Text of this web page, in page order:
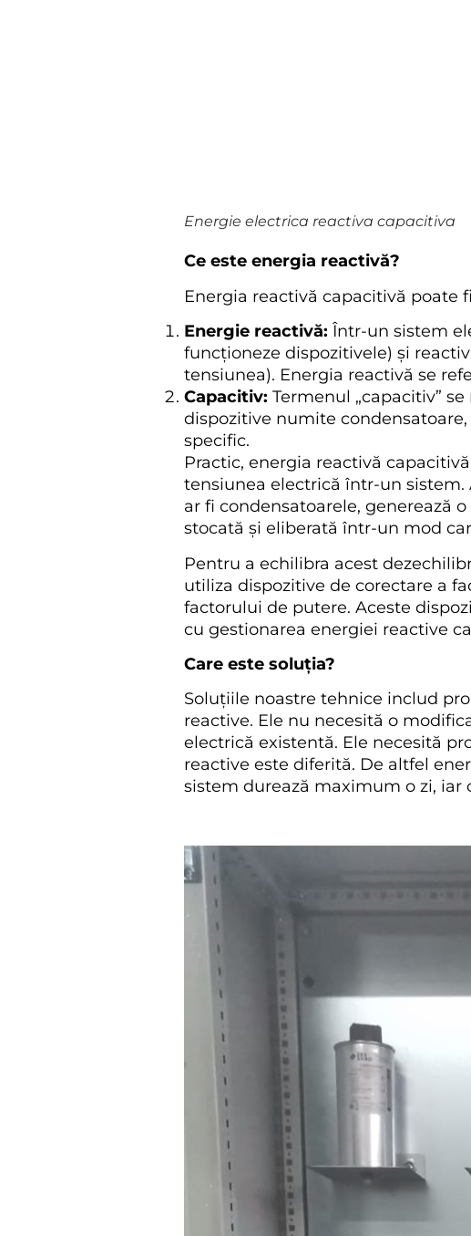
Energie electrica reactiva capacitiva
Ce este energia reactivă?
Energia reactivă capacitivă
Energie reactivă: Într-un sistem
funcționeze dispozitivele) și
tensiunea). Energia reactivă se
Capacitiv: Termenul „capacitiv”
dispozitive numite
specific.
Practic, energia reactivă
tensiunea electrică într-un
ar fi condensatoarele, generează
stocată și eliberată într-un mod
Pentru a echilibra acest
utiliza dispozitive de corectare a
factorului de putere. Aceste
cu gestionarea energiei reactive
Care este soluția?
Soluțiile noastre tehnice includ
reactive. Ele nu necesită o
electrică existentă. Ele necesită
reactive este diferită. De altfel
sistem durează maximum o zi, iar